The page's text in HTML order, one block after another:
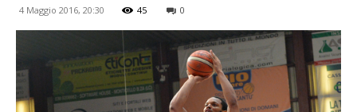
4 Maggio 2016, 20:30 45 0